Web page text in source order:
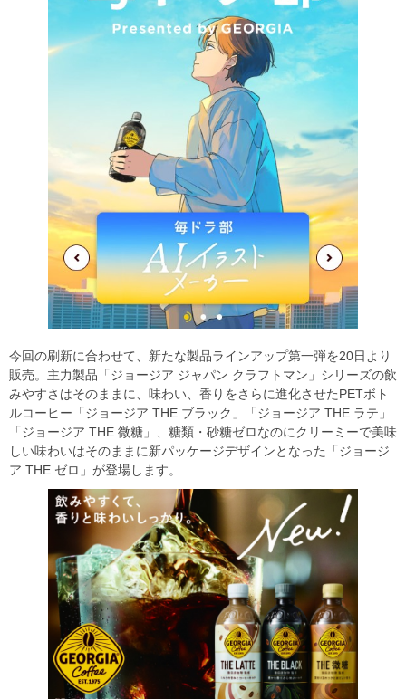
今回の刷新に合わせて、新たな製品ラインアップ第一弾を20日より
販売。主力製品「ジョージア ジャパン クラフトマン」シリーズの飲
みやすさはそのままに、味わい、香りをさらに進化させたPETボト
ルコーヒー「ジョージア THE ブラック」「ジョージア THE ラテ」
「ジョージア THE 微糖」、糖類・砂糖ゼロなのにクリーミーで美味
しい味わいはそのままに新パッケージデザインとなった「ジョージ
ア THE ゼロ」が登場します。